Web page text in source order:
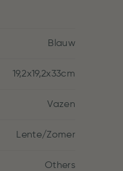
Blauw
19,2x19,2x33cm
Vazen
Lente/Zomer
Others